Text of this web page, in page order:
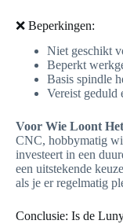
❌ Beperkingen:
Niet geschikt
Beperkt
Basis spindle
Vereist geduld
Voor Wie Loont
CNC, hobbymatig
investeert in een
een uitstekende
als je er regelmatig
Conclusie: Is de